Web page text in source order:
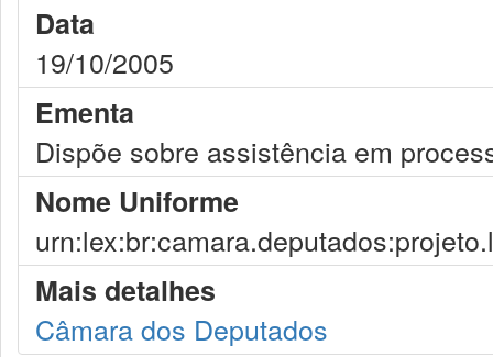
Data
19/10/2005
Ementa
Dispõe sobre assistência em
Nome Uniforme
Mais detalhes
Câmara dos Deputados